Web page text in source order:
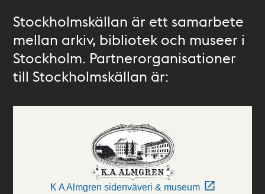
Stockholmskällan är ett samarbete
mellan arkiv, bibliotek och museer i
Stockholm. Partnerorganisationer
till Stockholmskällan är:
K A Almgren sidenväveri & museum